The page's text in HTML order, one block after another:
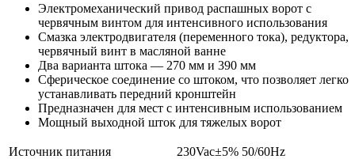
Электромеханический привод распашных ворот с
червячным винтом для интенсивного использования
Смазка электродвигателя (переменного тока), редуктора,
червячный винт в масляной ванне
Два варианта штока — 270 мм и 390 мм
Сферическое соединение со штоком, что позволяет легко
устанавливать передний кронштейн
Предназначен для мест с интенсивным использованием
Мощный выходной шток для тяжелых ворот
Источник питания
230Vac±5% 50/60Hz